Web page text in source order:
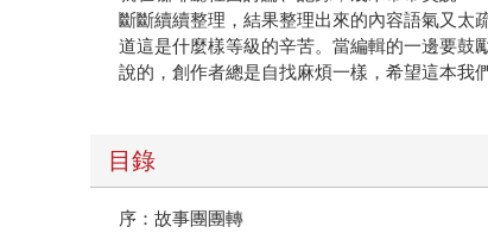
斷斷續續整理，結果整理出來的內容語氣又太
道這是什麼樣等級的辛苦。當編輯的一邊要鼓
說的，創作者總是自找麻煩一樣，希望這本我
目錄
序：故事團團轉